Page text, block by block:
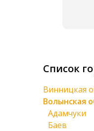
Список
Винницкая
Волынская
Адамчуки
Баев